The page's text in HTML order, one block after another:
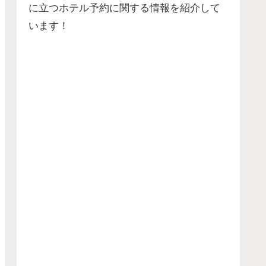
に立つホテル予約に関する情報を紹介して
います！